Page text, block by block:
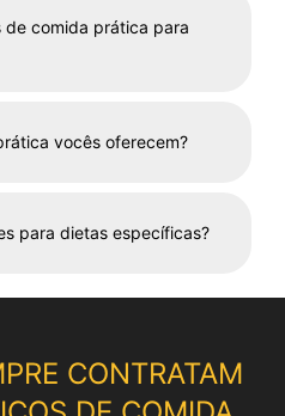
de comida prática para
vocês oferecem?
para dietas específicas?
CONTRATAM